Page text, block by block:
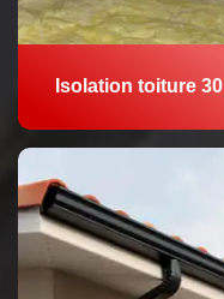
Isolation toiture 30